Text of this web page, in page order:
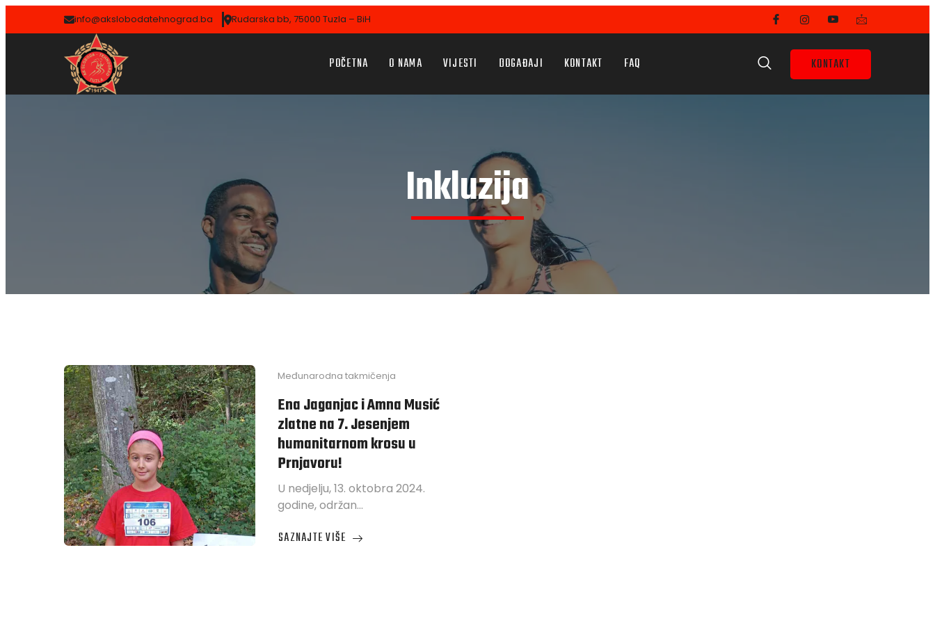
info@akslobodatehnograd.ba Rudarska bb, 75000 Tuzla – BiH
POČETNA O NAMA VIJESTI DOGAĐAJI KONTAKT FAQ KONTAKT
Inkluzija
Međunarodna takmičenja
Ena Jaganjac i Amna Musić
zlatne na 7. Jesenjem
humanitarnom krosu u
Prnjavoru!
U nedjelju, 13. oktobra 2024.
godine, održan…
SAZNAJTE VIŠE
ABOUT